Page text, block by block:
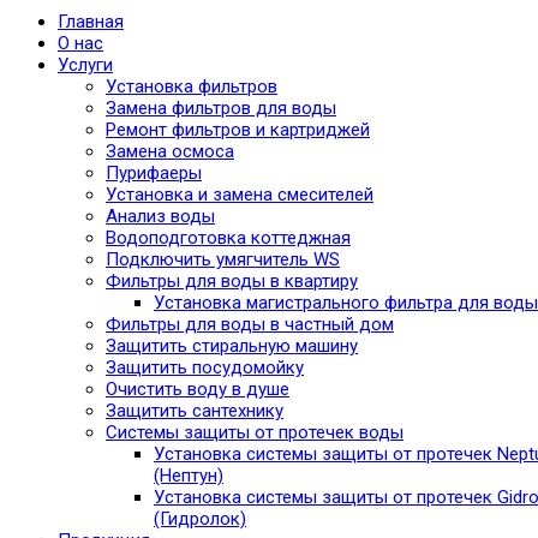
Главная
О нас
Услуги
Установка фильтров
Замена фильтров для воды
Ремонт фильтров и картриджей
Замена осмоса
Пурифаеры
Установка и замена смесителей
Анализ воды
Водоподготовка коттеджная
Подключить умягчитель WS
Фильтры для воды в квартиру
Установка магистрального фильтра для воды
Фильтры для воды в частный дом
Защитить стиральную машину
Защитить посудомойку
Очистить воду в душе
Защитить сантехнику
Системы защиты от протечек воды
Установка системы защиты от протечек
(Нептун)
Установка системы защиты от протечек
(Гидролок)